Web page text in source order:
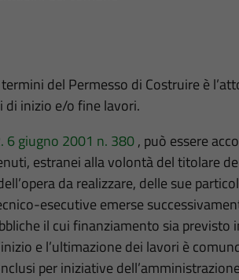
del Permesso di Costruire è
inizio e/o fine lavori.
6 giugno 2001 n. 380, può essere
estranei alla volontà del titolare
da realizzare, delle sue
esecutive emerse
il cui finanziamento sia previsto
e l’ultimazione dei lavori è
per iniziative